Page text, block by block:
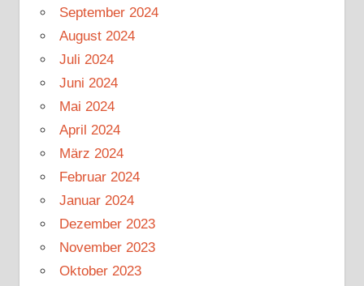
September 2024
August 2024
Juli 2024
Juni 2024
Mai 2024
April 2024
März 2024
Februar 2024
Januar 2024
Dezember 2023
November 2023
Oktober 2023